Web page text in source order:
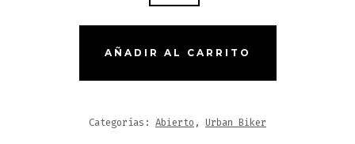
AÑADIR AL CARRITO
Categorías: Abierto , Urban Biker